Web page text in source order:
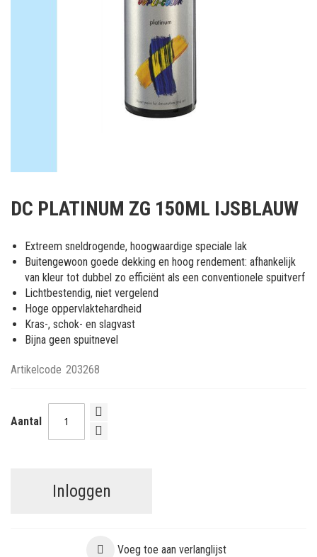
het
van
de
afbeeldingen-
gallerij
DC PLATINUM ZG 150ML IJSBLAUW
Extreem sneldrogende, hoogwaardige speciale lak
Buitengewoon goede dekking en hoog rendement: afhankelijk
van kleur tot dubbel zo efficiënt als een conventionele spuitverf
Lichtbestendig, niet vergelend
Hoge oppervlaktehardheid
Kras-, schok- en slagvast
Bijna geen spuitnevel
Artikelcode 203268
Aantal
Inloggen
Voeg toe aan verlanglijst